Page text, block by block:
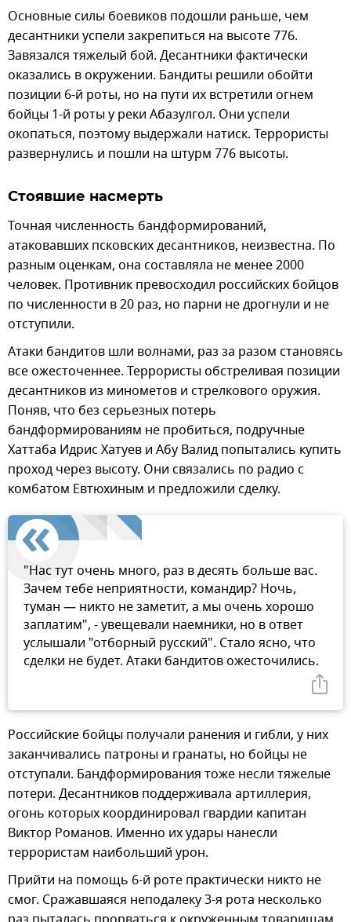
Основные силы боевиков подошли раньше, чем
десантники успели закрепиться на высоте 776.
Завязался тяжелый бой. Десантники фактически
оказались в окружении. Бандиты решили обойти
позиции 6-й роты, но на пути их встретили огнем
бойцы 1-й роты у реки Абазулгол. Они успели
окопаться, поэтому выдержали натиск. Террористы
развернулись и пошли на штурм 776 высоты.
Стоявшие насмерть
Точная численность бандформирований,
атаковавших псковских десантников, неизвестна. По
разным оценкам, она составляла не менее 2000
человек. Противник превосходил российских бойцов
по численности в 20 раз, но парни не дрогнули и не
отступили.
Атаки бандитов шли волнами, раз за разом становясь
все ожесточеннее. Террористы обстреливая позиции
десантников из минометов и стрелкового оружия.
Поняв, что без серьезных потерь
бандформированиям не пробиться, подручные
Хаттаба Идрис Хатуев и Абу Валид попытались купить
проход через высоту. Они связались по радио с
комбатом Евтюхиным и предложили сделку.
"Нас тут очень много, раз в десять больше вас.
Зачем тебе неприятности, командир? Ночь,
туман — никто не заметит, а мы очень хорошо
заплатим", - увещевали наемники, но в ответ
услышали "отборный русский". Стало ясно, что
сделки не будет. Атаки бандитов ожесточились.
Российские бойцы получали ранения и гибли, у них
заканчивались патроны и гранаты, но бойцы не
отступали. Бандформирования тоже несли тяжелые
потери. Десантников поддерживала артиллерия,
огонь которых координировал гвардии капитан
Виктор Романов. Именно их удары нанесли
террористам наибольший урон.
Прийти на помощь 6-й роте практически никто не
смог. Сражавшаяся неподалеку 3-я рота несколько